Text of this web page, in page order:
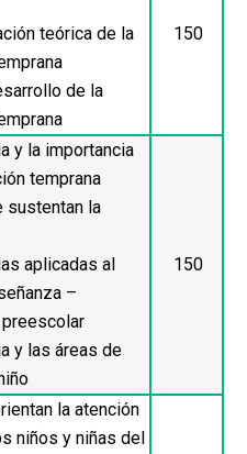
teórica de la
de la
150
y la importancia
temprana
sustentan la
aplicadas al
–
y las áreas de
150
la atención
niños y niñas del